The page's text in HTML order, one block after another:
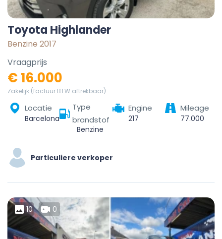
Toyota Highlander
Benzine 2017
Vraagprijs
€ 16.000
Zakelijk (factuur BTW aftrekbaar)
Locatie
Barcelona, Barcelonés, Barcelona, Cataluña, España
Type
brandstof
Benzine
Engine
217
Mileage
77.000
Particuliere verkoper
10 0